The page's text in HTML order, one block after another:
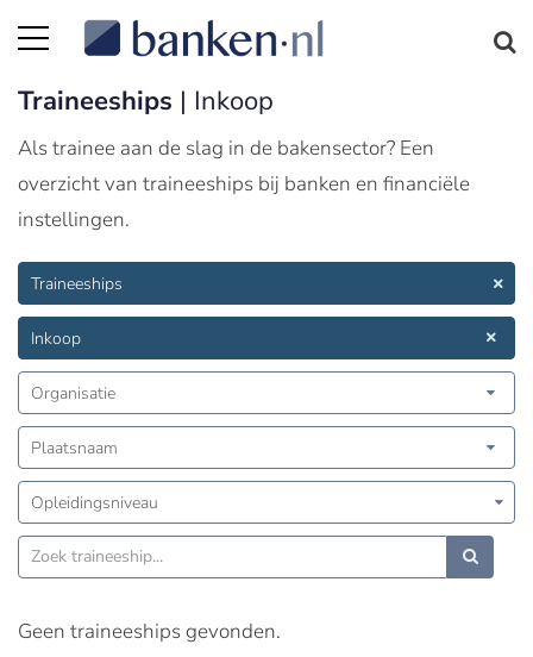
Traineeships | Inkoop
Als trainee aan de slag in de bakensector? Een
overzicht van traineeships bij banken en financiële
instellingen.
Traineeships
Inkoop
Organisatie
Plaatsnaam
Opleidingsniveau
Geen traineeships gevonden.